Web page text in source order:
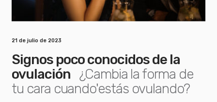
21 de julio de 2023
Signos poco conocidos de la
ovulación ¿Cambia la forma de
tu cara cuando'estás ovulando?